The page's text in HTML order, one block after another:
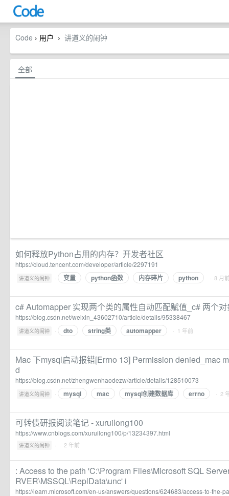
Code › 用户 › 讲道义的闹钟
全部
如何释放Python占用的内存？开发者社区
https://cloud.tencent.com/developer/article/2297191
讲道义的闹钟 · 变量 python函数 内存碎片 python · 8 月
c# Automapper 实现两个类的属性自动匹配赋值_c# 两个
https://blog.csdn.net/weixin_43602710/article/details/95338467
讲道义的闹钟 · dto string类 automapper · 1 年前
Mac 下mysql启动报错[Errno 13] Permission denied_mac
d
https://blog.csdn.net/zhengwenhaodezw/article/details/128510073
讲道义的闹钟 · mysql mac mysql创建数据库 errno · 2
可转债研报阅读笔记 - xuruilong100
https://www.cnblogs.com/xuruilong100/p/13234397.html
讲道义的闹钟 · · 2 年前
: Access to the path 'C:\Program Files\Microsoft SQL
RVER\MSSQL\ReplData\unc' i
https://learn.microsoft.com/en-us/answers/questions/624683/access-to-the-